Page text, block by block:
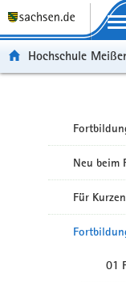
Portalübergreifende
Hochschule
Neu beim
Für
01